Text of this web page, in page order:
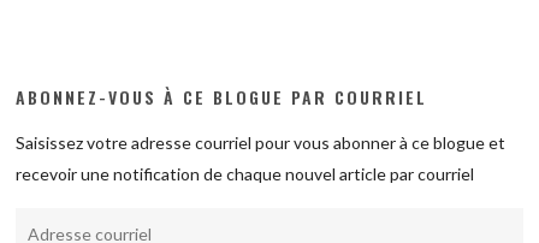
ABONNEZ-VOUS À CE BLOGUE PAR COURRIEL
Saisissez votre adresse courriel pour vous abonner à ce blogue et
recevoir une notification de chaque nouvel article par courriel